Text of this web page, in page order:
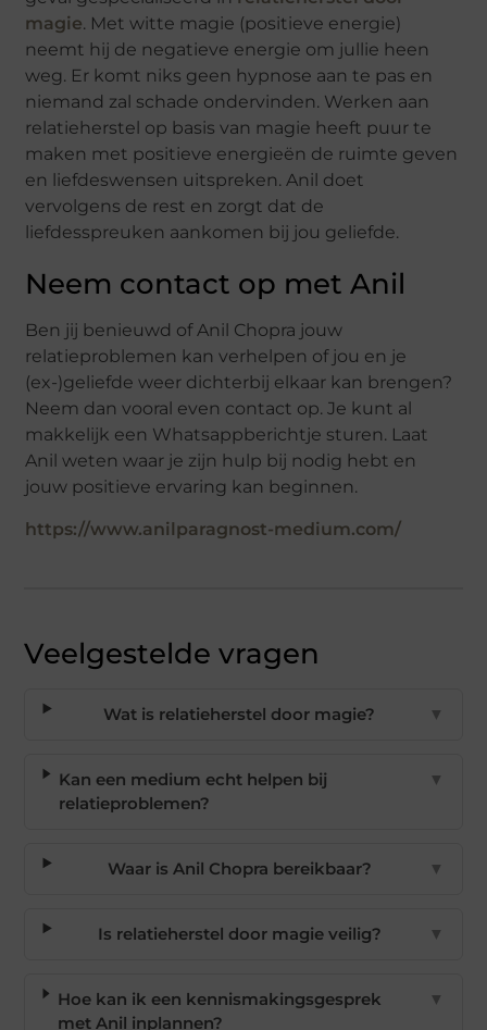
magie. Met witte magie (positieve energie)
neemt hij de negatieve energie om jullie heen
weg. Er komt niks geen hypnose aan te pas en
niemand zal schade ondervinden. Werken aan
relatieherstel op basis van magie heeft puur te
maken met positieve energieën de ruimte geven
en liefdeswensen uitspreken. Anil doet
vervolgens de rest en zorgt dat de
liefdesspreuken aankomen bij jou geliefde.
Neem contact op met Anil
Ben jij benieuwd of Anil Chopra jouw
relatieproblemen kan verhelpen of jou en je
(ex-)geliefde weer dichterbij elkaar kan brengen?
Neem dan vooral even contact op. Je kunt al
makkelijk een Whatsappberichtje sturen. Laat
Anil weten waar je zijn hulp bij nodig hebt en
jouw positieve ervaring kan beginnen.
https://www.anilparagnost-medium.com/
Veelgestelde vragen
Wat is relatieherstel door magie? ▼
Kan een medium echt helpen bij
relatieproblemen?
▼
Waar is Anil Chopra bereikbaar? ▼
Is relatieherstel door magie veilig? ▼
Hoe kan ik een kennismakingsgesprek
met Anil inplannen?
▼